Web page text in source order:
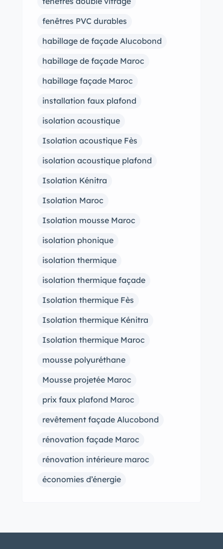
fenêtres PVC durables
habillage de façade Alucobond
habillage de façade Maroc
habillage façade Maroc
installation faux plafond
isolation acoustique
Isolation acoustique Fès
isolation acoustique plafond
Isolation Kénitra
Isolation Maroc
Isolation mousse Maroc
isolation phonique
isolation thermique
isolation thermique façade
Isolation thermique Fès
Isolation thermique Kénitra
Isolation thermique Maroc
mousse polyuréthane
Mousse projetée Maroc
prix faux plafond Maroc
revêtement façade Alucobond
rénovation façade Maroc
rénovation intérieure maroc
économies d’énergie